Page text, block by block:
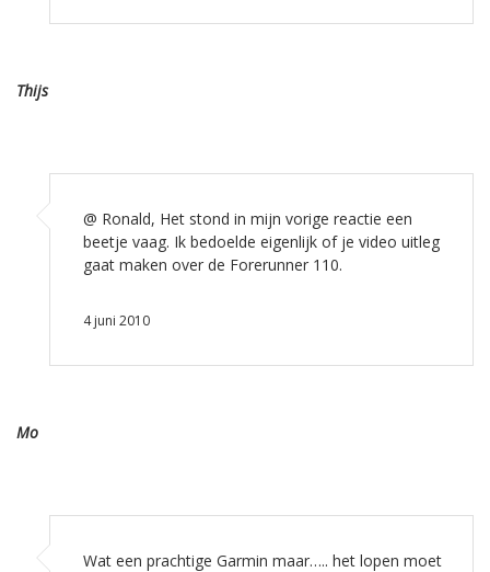
Thijs
@ Ronald, Het stond in mijn vorige reactie een
beetje vaag. Ik bedoelde eigenlijk of je video uitleg
gaat maken over de Forerunner 110.
4 juni 2010
Mo
Wat een prachtige Garmin maar….. het lopen moet